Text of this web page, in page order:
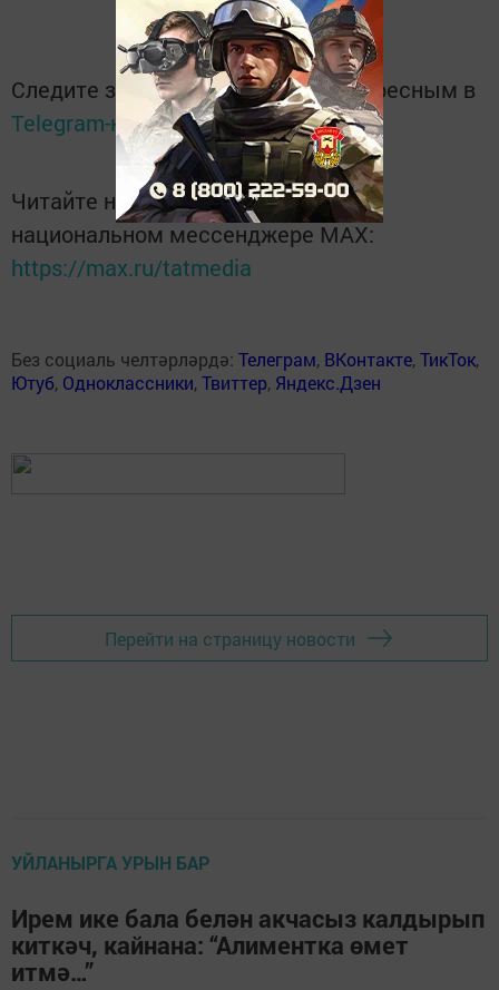
Следите за самым важным и интересным в
Telegram-каналеТатмедиа
Читайте новости Татарстана в
национальном мессенджере MАХ:
https://max.ru/tatmedia
Без социаль челтәрләрдә: Телеграм, ВКонтакте,ТикТок,
Ютуб, Одноклассники,Твиттер, Яндекс.Дзен
Перейти на страницу новости
УЙЛАНЫРГА УРЫН БАР
Ирем ике бала белән акчасыз калдырып
киткәч, кайнана: “Алиментка өмет
итмә…”